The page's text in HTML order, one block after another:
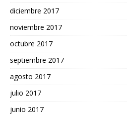
diciembre 2017
noviembre 2017
octubre 2017
septiembre 2017
agosto 2017
julio 2017
junio 2017